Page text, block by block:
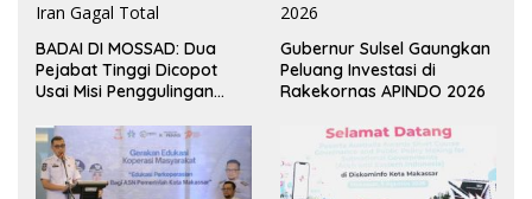
BADAI DI MOSSAD: Dua
Pejabat Tinggi Dicopot
Usai Misi Penggulingan
Gubernur Sulsel Gaungkan
Peluang Investasi di
Rakekornas APINDO 2026